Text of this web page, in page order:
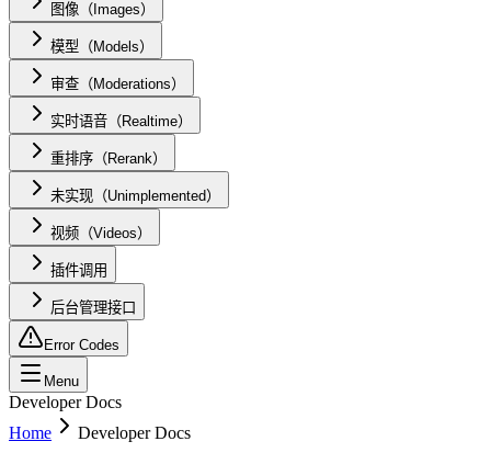
图像（Images）
模型（Models）
审查（Moderations）
实时语音（Realtime）
重排序（Rerank）
未实现（Unimplemented）
视频（Videos）
插件调用
后台管理接口
Error Codes
Menu
Developer Docs
Home
Developer Docs